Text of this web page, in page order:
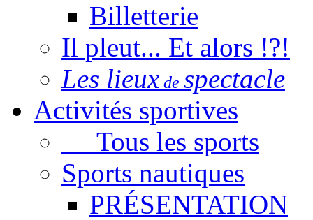
Billetterie
Il pleut... Et alors !?!
Les lieux de spectacle
Activités sportives
Tous les sports
Sports nautiques
PRÉSENTATION